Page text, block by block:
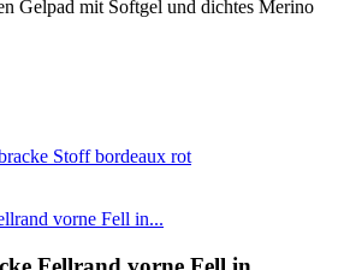
Gelpad mit Softgel und dichtes Merino
vorne Fell in...